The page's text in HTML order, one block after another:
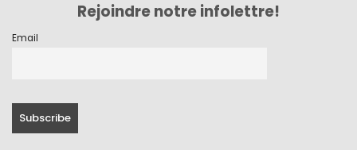
Rejoindre notre infolettre!
Email